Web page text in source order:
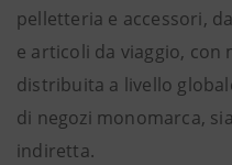
pelletteria e accessori,
e articoli da viaggio, con
distribuita a livello
di negozi monomarca,
indiretta.